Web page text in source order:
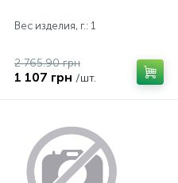
Вес изделия, г.: 1
2 765.90 грн
1 107 грн /шт.